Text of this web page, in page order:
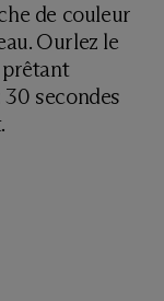
de couleur
Ourlez le
prêtant
secondes